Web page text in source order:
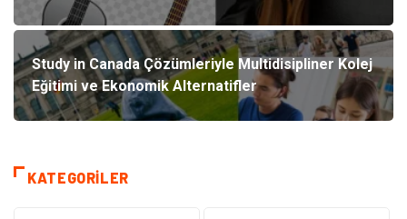
Study in Canada Çözümleriyle Multidisipliner Kolej
Eğitimi ve Ekonomik Alternatifler
KATEGORILER